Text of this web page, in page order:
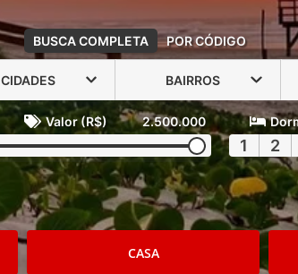
BUSCA COMPLETA POR CÓDIGO
CIDADES BAIRROS
Valor (R$) 2.500.000
1 2
CASA